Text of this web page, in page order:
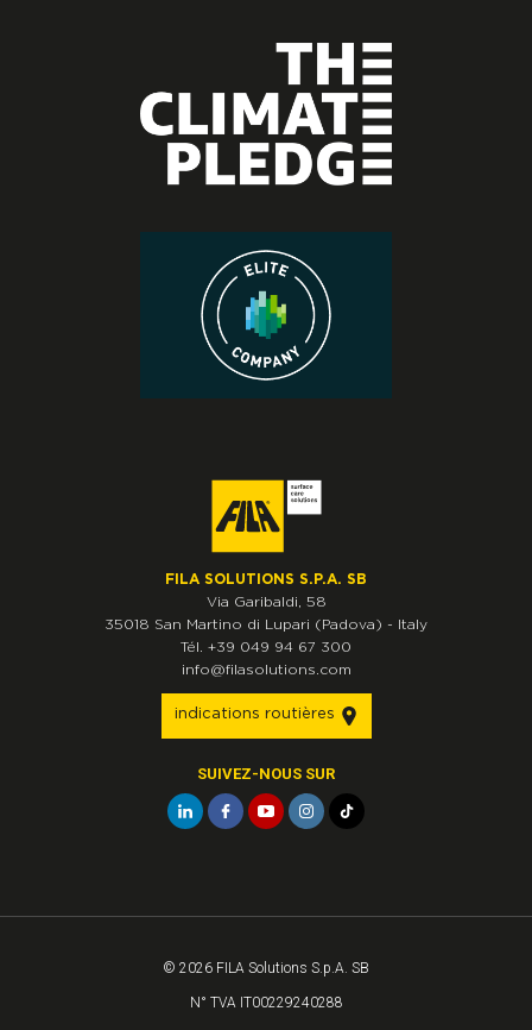
FILA SOLUTIONS S.P.A. SB
Via Garibaldi, 58
35018 San Martino di Lupari (Padova) - Italy
Tél. +39 049 94 67 300
info@filasolutions.com
indications routières
SUIVEZ-NOUS SUR
© 2026 FILA Solutions S.p.A. SB
N° TVA IT00229240288